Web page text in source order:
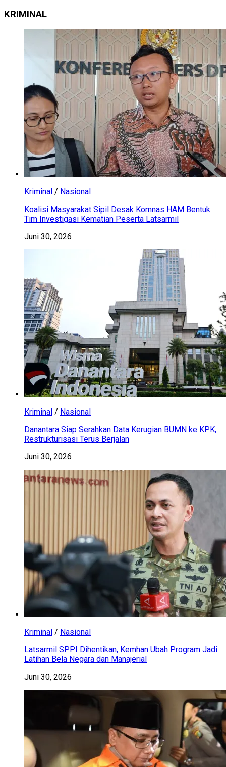
KRIMINAL
Kriminal / Nasional
Koalisi Masyarakat Sipil Desak Komnas HAM Bentuk
Tim Investigasi Kematian Peserta Latsarmil
Juni 30, 2026
Kriminal / Nasional
Danantara Siap Serahkan Data Kerugian BUMN ke KPK,
Restrukturisasi Terus Berjalan
Juni 30, 2026
Kriminal / Nasional
Latsarmil SPPI Dihentikan, Kemhan Ubah Program Jadi
Latihan Bela Negara dan Manajerial
Juni 30, 2026